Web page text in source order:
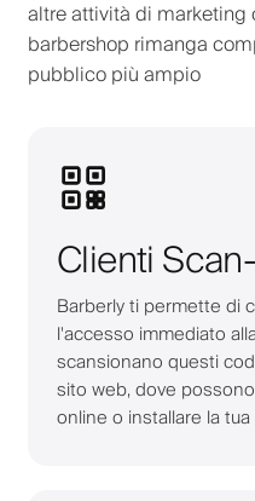
altre attività di marketing
barbershop rimanga
pubblico più ampio
Clienti
Barberly ti permette di
l'accesso immediato
scansionano questi
sito web, dove
online o installare la